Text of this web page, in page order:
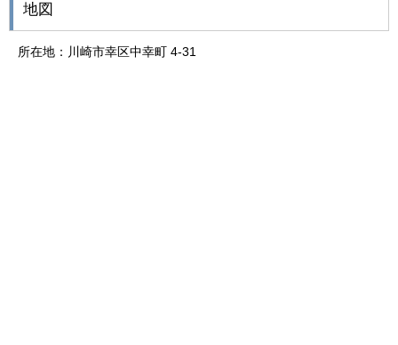
地図
所在地：川崎市幸区中幸町 4-31